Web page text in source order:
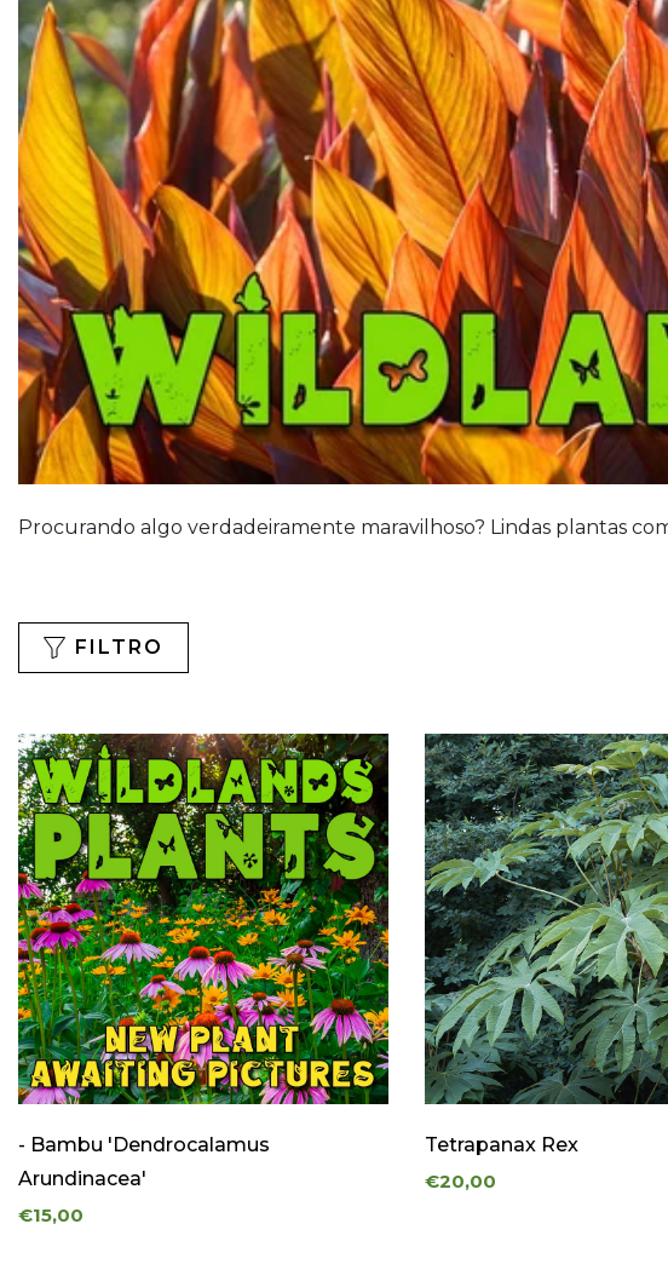
Cobertura vegetal
Arbustos
Balas de menta
Árvores
Trepadeiras e Vinhas
Suculentas
Procurando algo verdadeiramente maravilhoso? Lindas plantas
FILTRO
Filtro
De
Preço
€0-
€5
€5-
€10
€10-
€20
€30
€30-
- Bambu 'Dendrocalamus
Arundinacea'
€15,00
Tetrapanax Rex
€20,00